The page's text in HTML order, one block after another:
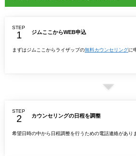
STEP
ジムここからWEB申込
まずはジムここからライザップの無料カウンセリングに
STEP
カウンセリングの日程を調整
希望日時の中から日程調整を行うための電話連絡があり